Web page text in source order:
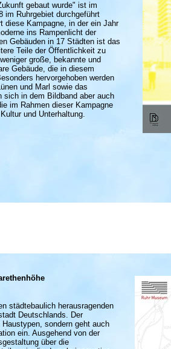
gebaut wurde" ist im
im Ruhrgebiet durchgeführt
diese Kampagne, in der ein Jahr
ins Rampenlicht der
Gebäuden in 17 Städten ist das
Teile der Öffentlichkeit zu
große, bekannte und
Gebäude, die in diesem
hervorgehoben werden
und Marl sowie das
sich in dem Bildband aber auch
im Rahmen dieser Kampagne
und Unterhaltung.
städtebaulich herausragenden
Deutschlands. Der
sondern geht auch
ein. Ausgehend von der
über die